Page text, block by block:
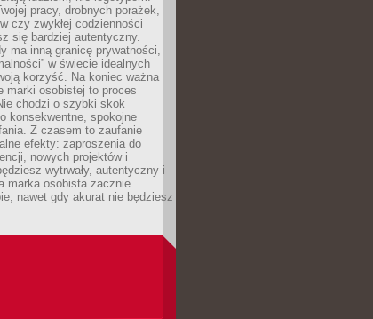
pracy, drobnych porażek,
czy zwykłej codzienności
się bardziej autentyczny.
ma inną granicę prywatności,
w świecie idealnych
korzyść. Na koniec ważna
marki osobistej to proces
chodzi o szybki skok
konsekwentne, spokojne
Z czasem to zaufanie
efekty: zaproszenia do
nowych projektów i
wytrwały, autentyczny i
marka osobista zacznie
nawet gdy akurat nie będziesz